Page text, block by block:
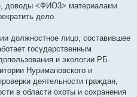
доводы <ФИО3> материалами
дело.
должностное лицо, составившее
государственным
и экологии РБ.
Нуримановского и
деятельности граждан,
в области охоты и сохранения